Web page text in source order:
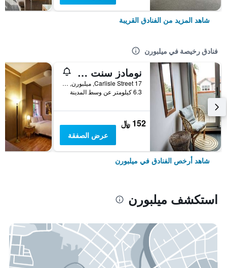
شاهد المزيد من الفنادق القريبة
فنادق رخيصة في ميلبورن
نومادز سنت كيلدا هوستل
17 Carlisle Street, ميلبورن, VIC, أستراليا
6.3 كيلومتر عن وسط المدينة
152 ﷼
عرض الصفقة
شاهد أرخص الفنادق في ميلبورن
استكشف ميلبورن